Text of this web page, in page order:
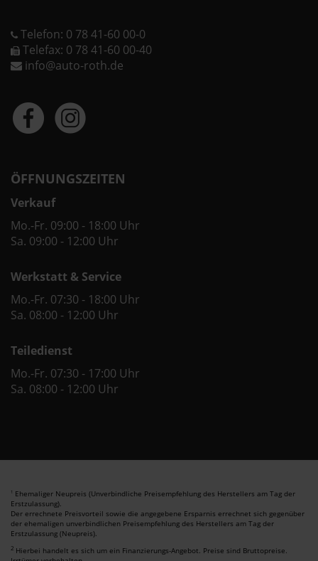
Telefon: 0 78 41-60 00-0
Telefax: 0 78 41-60 00-40
info@auto-roth.de
ÖFFNUNGSZEITEN
Verkauf
Mo.-Fr. 09:00 - 18:00 Uhr
Sa. 09:00 - 12:00 Uhr
Werkstatt & Service
Mo.-Fr. 07:30 - 18:00 Uhr
Sa. 08:00 - 12:00 Uhr
Teiledienst
Mo.-Fr. 07:30 - 17:00 Uhr
Sa. 08:00 - 12:00 Uhr
1 Ehemaliger Neupreis (Unverbindliche Preisempfehlung des Herstellers am Tag der
Erstzulassung).
Der errechnete Preisvorteil sowie die angegebene Ersparnis errechnet sich gegenüber
der ehemaligen unverbindlichen Preisempfehlung des Herstellers am Tag der
Erstzulassung (Neupreis).
2 Hierbei handelt es sich um ein Finanzierungs-Angebot. Preise sind Bruttopreise.